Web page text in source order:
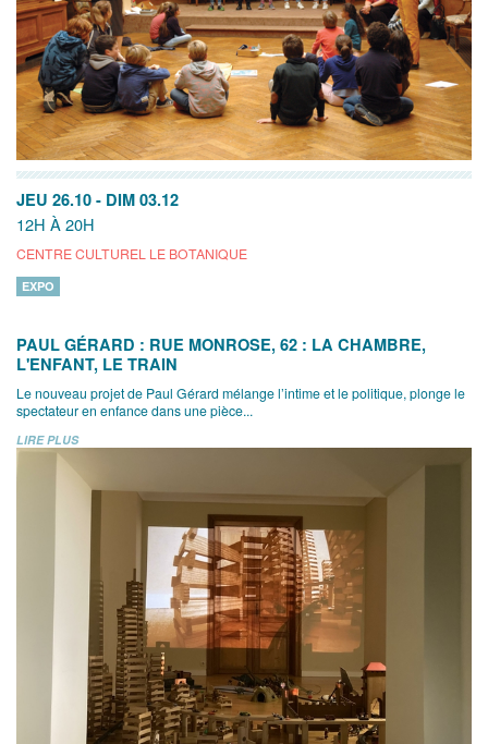
JEU 26.10 - DIM 03.12
12H À 20H
CENTRE CULTUREL LE BOTANIQUE
EXPO
PAUL GÉRARD : RUE MONROSE, 62 : LA CHAMBRE,
L'ENFANT, LE TRAIN
Le nouveau projet de Paul Gérard mélange l’intime et le politique, plonge le
spectateur en enfance dans une pièce...
LIRE PLUS